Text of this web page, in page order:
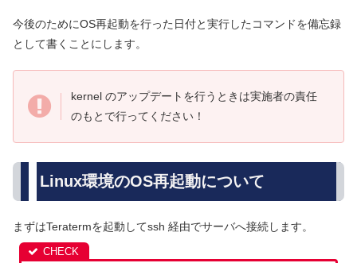
今後のためにOS再起動を行った日付と実行したコマンドを備忘録
として書くことにします。
kernel のアップデートを行うときは実施者の責任
のもとで行ってください！
Linux環境のOS再起動について
まずはTeratermを起動してssh 経由でサーバへ接続します。